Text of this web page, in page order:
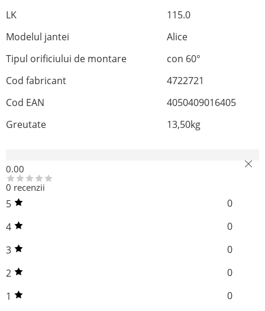
LK
115.0
Modelul jantei
Alice
Tipul orificiului de montare
con 60°
Cod fabricant
4722721
Cod EAN
4050409016405
Greutate
13,50kg
0.00
0 recenzii
5
0
4
0
3
0
2
0
1
0